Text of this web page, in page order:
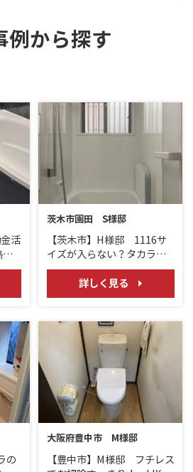
例から探す
活
浴
ル
茨木市園田 S様邸
【茨木市】H様邸 1116サ
イズが入らない？タカラス
タンダード「グランスパ」
で解決した浴室リフォーム
詳しく見る
の
大阪府豊中市 M様邸
【豊中市】M様邸 フチレス